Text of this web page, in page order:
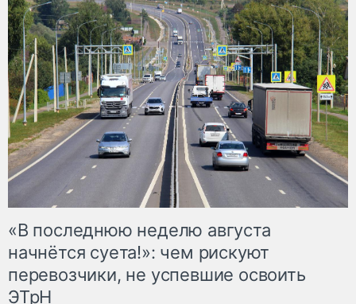
«В последнюю неделю августа
начнётся суета!»: чем рискуют
перевозчики, не успевшие освоить
ЭТрН